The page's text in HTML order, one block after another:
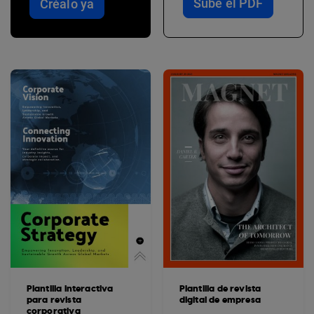
Créalo ya Sube el PDF
Plantilla interactiva
para revista
corporativa
Plantilla de revista
digital de empresa